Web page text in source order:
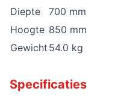
Diepte
700 mm
Hoogte 850 mm
Gewicht 54.0 kg
Specificaties